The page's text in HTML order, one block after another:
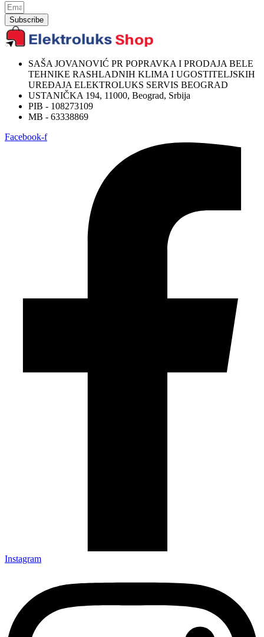
Subscribe
SAŠA JOVANOVIĆ PR POPRAVKA I PRODAJA BELE
TEHNIKE RASHLADNIH KLIMA I UGOSTITELJSKIH
UREĐAJA ELEKTROLUKS SERVIS BEOGRAD
USTANIČKA 194, 11000, Beograd, Srbija
PIB - 108273109
MB - 63338869
Facebook-f
Instagram